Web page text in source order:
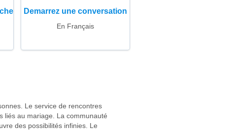
Demarrez une conversation
En Français
Le service de rencontres
liés au mariage. La communauté
des possibilités infinies. Le